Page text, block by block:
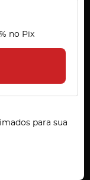
no Pix
para sua